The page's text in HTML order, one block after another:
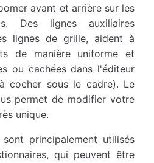
avant et arrière sur les
Des lignes auxiliaires
lignes de grille, aident à
de manière uniforme et
ou cachées dans l'éditeur
cocher sous le cadre). Le
permet de modifier votre
unique.
principalement utilisés
qui peuvent être